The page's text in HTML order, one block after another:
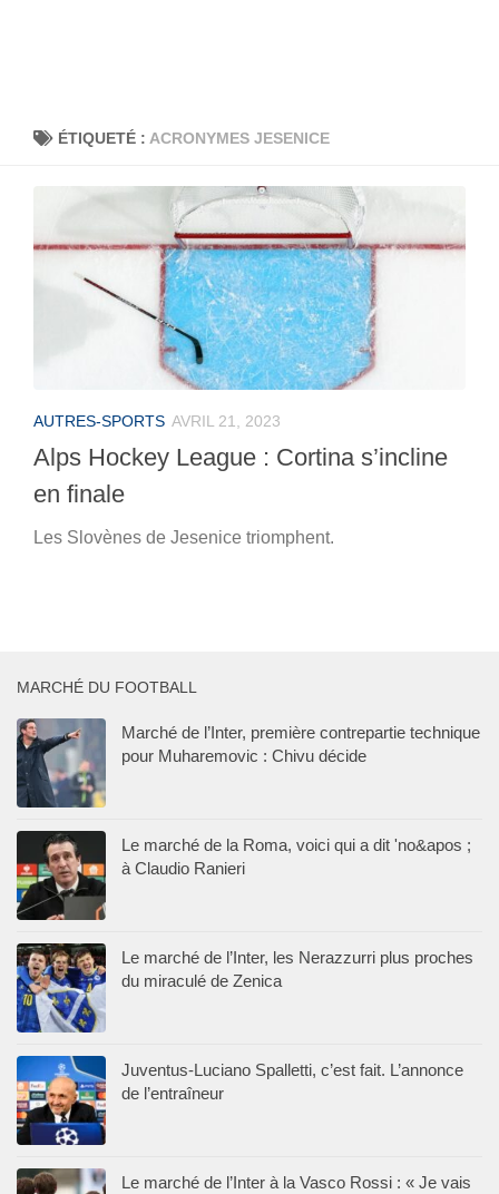
ÉTIQUETÉ : ACRONYMES JESENICE
AUTRES-SPORTS AVRIL 21, 2023
Alps Hockey League : Cortina s’incline
en finale
Les Slovènes de Jesenice triomphent.
MARCHÉ DU FOOTBALL
Marché de l’Inter, première contrepartie technique
pour Muharemovic : Chivu décide
Le marché de la Roma, voici qui a dit 'no&apos ;
à Claudio Ranieri
Le marché de l’Inter, les Nerazzurri plus proches
du miraculé de Zenica
Juventus-Luciano Spalletti, c’est fait. L’annonce
de l’entraîneur
Le marché de l’Inter à la Vasco Rossi : « Je vais